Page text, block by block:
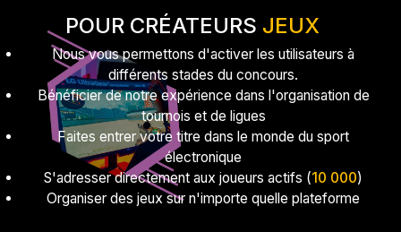
POUR CRÉATEURS JEUX
Nous vous permettons d'activer les utilisateurs à
différents stades du concours.
Bénéficier de notre expérience dans l'organisation de
tournois et de ligues
Faites entrer votre titre dans le monde du sport
électronique
S'adresser directement aux joueurs actifs (10 000)
Organiser des jeux sur n'importe quelle plateforme